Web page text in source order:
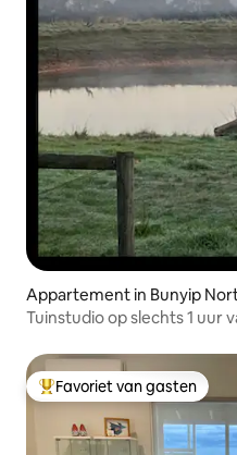
Appartement in Bunyip
Tuinstudio op slechts 1 uur
Topfavoriet van gasten
Favoriet van gasten